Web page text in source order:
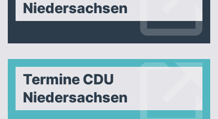
Niedersachsen
Termine CDU
Niedersachsen